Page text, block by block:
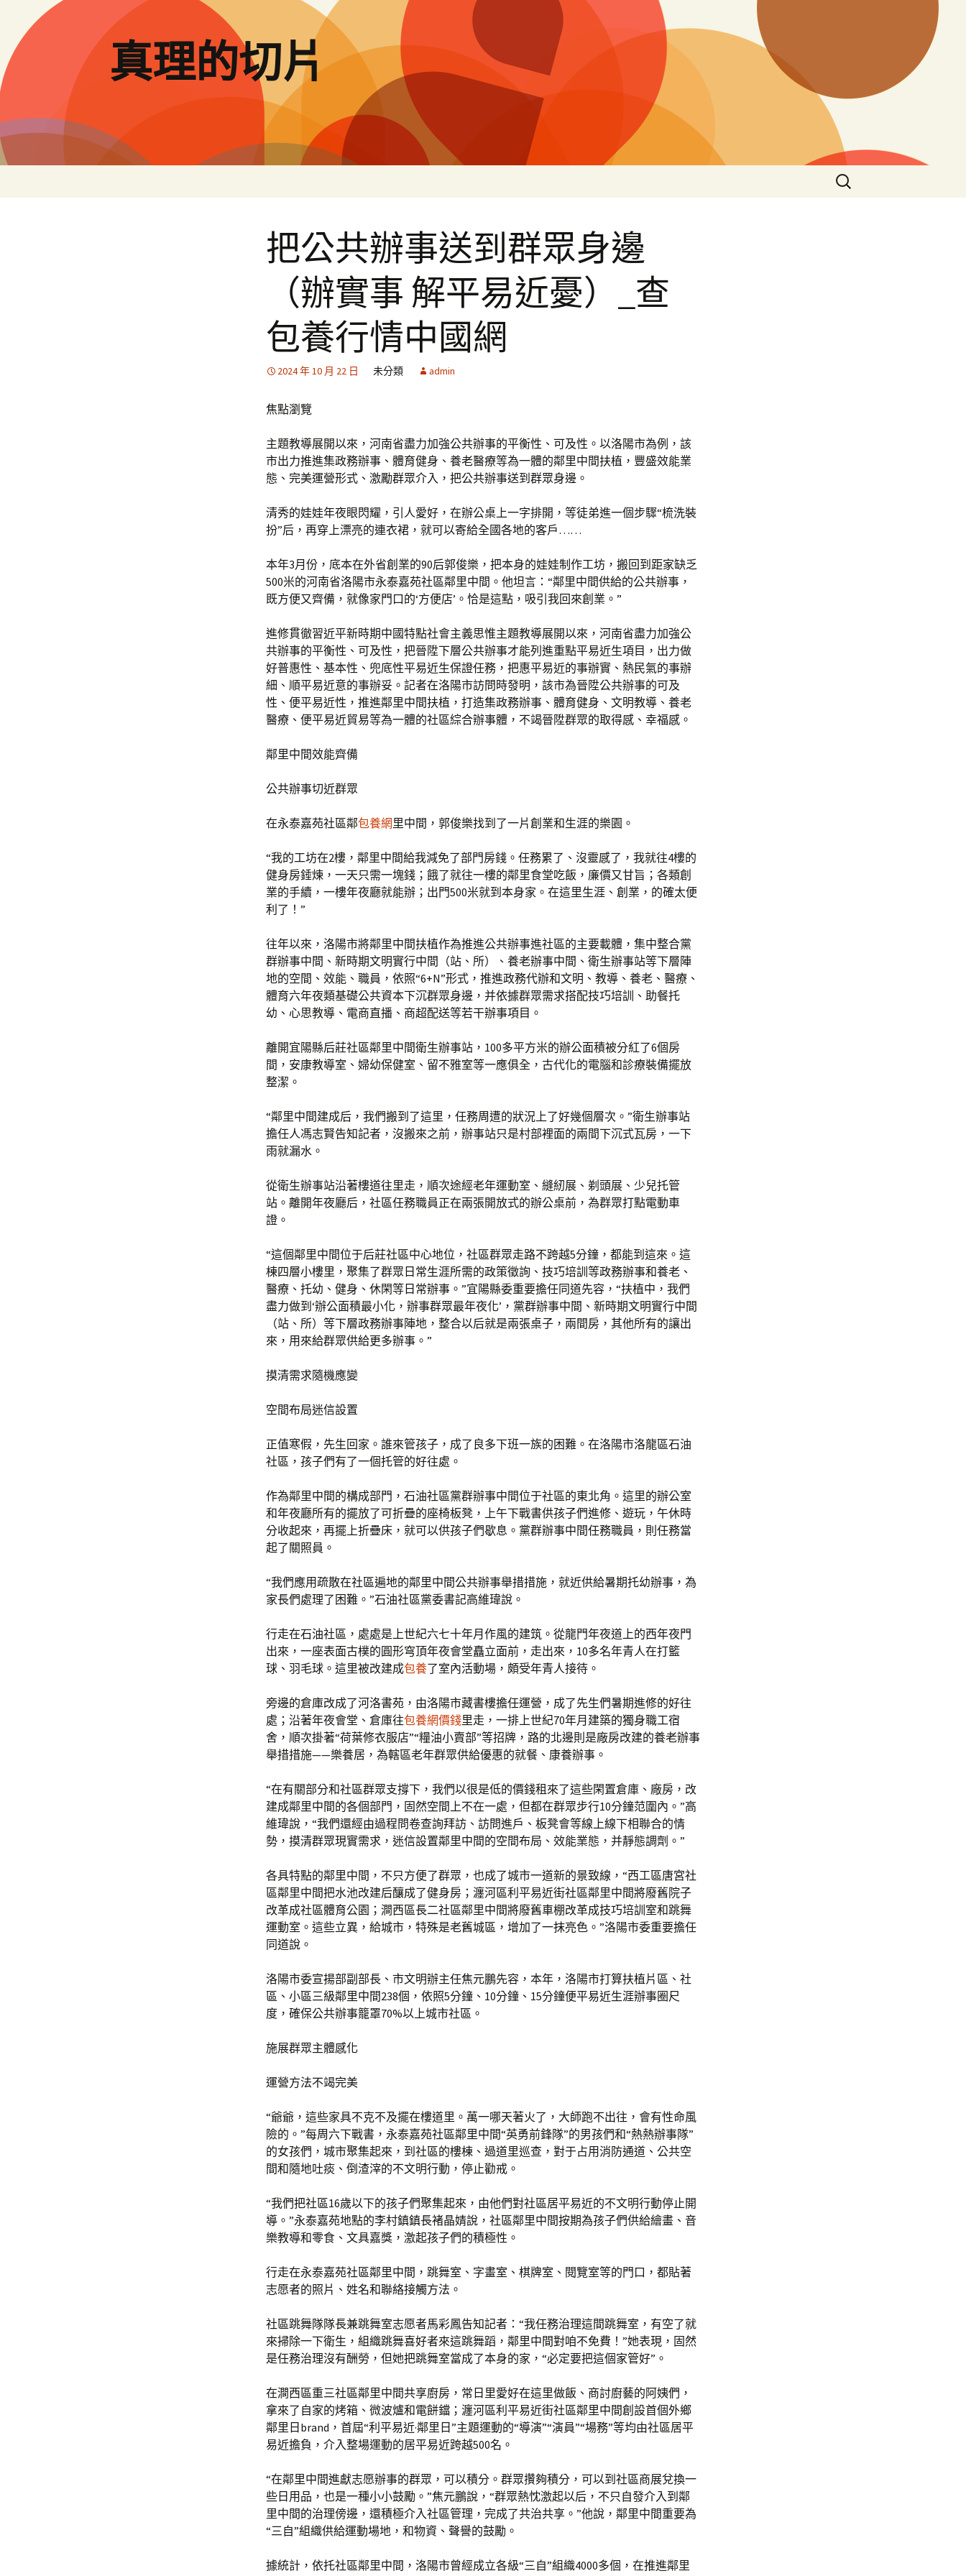
要
內
容
真理的切片
搜
尋
把公共辦事送到群眾身邊
（辦實事 解平易近憂）_查
包養行情中國網
2024 年 10 月 22 日 未分類 admin
焦點瀏覽
主題教導展開以來，河南省盡力加強公共辦事的平衡性、可及性。以洛陽市為例，該
市出力推進集政務辦事、體育健身、養老醫療等為一體的鄰里中間扶植，豐盛效能業
態、完美運營形式、激勵群眾介入，把公共辦事送到群眾身邊。
清秀的娃娃年夜眼閃耀，引人愛好，在辦公桌上一字排開，等徒弟進一個步驟“梳洗裝
扮”后，再穿上漂亮的連衣裙，就可以寄給全國各地的客戶……
本年3月份，底本在外省創業的90后郭俊樂，把本身的娃娃制作工坊，搬回到距家缺乏
500米的河南省洛陽市永泰嘉苑社區鄰里中間。他坦言：“鄰里中間供給的公共辦事，
既方便又齊備，就像家門口的‘方便店’。恰是這點，吸引我回來創業。”
進修貫徹習近平新時期中國特點社會主義思惟主題教導展開以來，河南省盡力加強公
共辦事的平衡性、可及性，把晉陞下層公共辦事才能列進重點平易近生項目，出力做
好普惠性、基本性、兜底性平易近生保證任務，把惠平易近的事辦實、熱民氣的事辦
細、順平易近意的事辦妥。記者在洛陽市訪問時發明，該市為晉陞公共辦事的可及
性、便平易近性，推進鄰里中間扶植，打造集政務辦事、體育健身、文明教導、養老
醫療、便平易近貿易等為一體的社區綜合辦事體，不竭晉陞群眾的取得感、幸福感。
鄰里中間效能齊備
公共辦事切近群眾
在永泰嘉苑社區鄰包養網 里中間，郭俊樂找到了一片創業和生涯的樂園。
“我的工坊在2樓，鄰里中間給我減免了部門房錢。任務累了、沒靈感了，我就往4樓的
健身房錘煉，一天只需一塊錢；餓了就往一樓的鄰里食堂吃飯，廉價又甘旨；各類創
業的手續，一樓年夜廳就能辦；出門500米就到本身家。在這里生涯、創業，的確太便
利了！”
往年以來，洛陽市將鄰里中間扶植作為推進公共辦事進社區的主要載體，集中整合黨
群辦事中間、新時期文明實行中間（站、所）、養老辦事中間、衛生辦事站等下層陣
地的空間、效能、職員，依照“6+N”形式，推進政務代辦和文明、教導、養老、醫療、
體育六年夜類基礎公共資本下沉群眾身邊，并依據群眾需求搭配技巧培訓、助餐托
幼、心思教導、電商直播、商超配送等若干辦事項目。
離開宜陽縣后莊社區鄰里中間衛生辦事站，100多平方米的辦公面積被分紅了6個房
間，安康教導室、婦幼保健室、留不雅室等一應俱全，古代化的電腦和診療裝備擺放
整潔。
“鄰里中間建成后，我們搬到了這里，任務周遭的狀況上了好幾個層次。”衛生辦事站
擔任人馮志賢告知記者，沒搬來之前，辦事站只是村部裡面的兩間下沉式瓦房，一下
雨就漏水。
從衛生辦事站沿著樓道往里走，順次途經老年運動室、縫紉展、剃頭展、少兒托管
站。離開年夜廳后，社區任務職員正在兩張開放式的辦公桌前，為群眾打點電動車
證。
“這個鄰里中間位于后莊社區中心地位，社區群眾走路不跨越5分鐘，都能到這來。這
棟四層小樓里，聚集了群眾日常生涯所需的政策徵詢、技巧培訓等政務辦事和養老、
醫療、托幼、健身、休閑等日常辦事。”宜陽縣委重要擔任同道先容，“扶植中，我們
盡力做到‘辦公面積最小化，辦事群眾最年夜化’，黨群辦事中間、新時期文明實行中間
（站、所）等下層政務辦事陣地，整合以后就是兩張桌子，兩間房，其他所有的讓出
來，用來給群眾供給更多辦事。”
摸清需求隨機應變
空間布局迷信設置
正值寒假，先生回家。誰來管孩子，成了良多下班一族的困難。在洛陽市洛龍區石油
社區，孩子們有了一個托管的好往處。
作為鄰里中間的構成部門，石油社區黨群辦事中間位于社區的東北角。這里的辦公室
和年夜廳所有的擺放了可折疊的座椅板凳，上午下戰書供孩子們進修、遊玩，午休時
分收起來，再擺上折疊床，就可以供孩子們歇息。黨群辦事中間任務職員，則任務當
起了關照員。
“我們應用疏散在社區遍地的鄰里中間公共辦事舉措措施，就近供給暑期托幼辦事，為
家長們處理了困難。”石油社區黨委書記高維瑋說。
行走在石油社區，處處是上世紀六七十年月作風的建筑。從龍門年夜道上的西年夜門
出來，一座表面古樸的圓形穹頂年夜會堂矗立面前，走出來，10多名年青人在打籃
球、羽毛球。這里被改建成包養了室內活動場，頗受年青人接待。
旁邊的倉庫改成了河洛書苑，由洛陽市藏書樓擔任運營，成了先生們暑期進修的好往
處；沿著年夜會堂、倉庫往包養網價錢里走，一排上世紀70年月建築的獨身職工宿
舍，順次掛著“荷葉修衣服店”“糧油小賣部”等招牌，路的北邊則是廠房改建的養老辦事
舉措措施——樂養居，為轄區老年群眾供給優惠的就餐、康養辦事。
“在有關部分和社區群眾支撐下，我們以很是低的價錢租來了這些閑置倉庫、廠房，改
建成鄰里中間的各個部門，固然空間上不在一處，但都在群眾步行10分鐘范圍內。”高
維瑋說，“我們還經由過程問卷查詢拜訪、訪問進戶、板凳會等線上線下相聯合的情
勢，摸清群眾現實需求，迷信設置鄰里中間的空間布局、效能業態，并靜態調劑。”
各具特點的鄰里中間，不只方便了群眾，也成了城市一道新的景致線，“西工區唐宮社
區鄰里中間把水池改建后釀成了健身房；瀍河區利平易近街社區鄰里中間將廢舊院子
改革成社區體育公園；澗西區長二社區鄰里中間將廢舊車棚改革成技巧培訓室和跳舞
運動室。這些立異，給城市，特殊是老舊城區，增加了一抹亮色。”洛陽市委重要擔任
同道說。
洛陽市委宣揚部副部長、市文明辦主任焦元鵬先容，本年，洛陽市打算扶植片區、社
區、小區三級鄰里中間238個，依照5分鐘、10分鐘、15分鐘便平易近生涯辦事圈尺
度，確保公共辦事籠罩70%以上城市社區。
施展群眾主體感化
運營方法不竭完美
“爺爺，這些家具不克不及擺在樓道里。萬一哪天著火了，大師跑不出往，會有性命風
險的。”每周六下戰書，永泰嘉苑社區鄰里中間“英勇前鋒隊”的男孩們和“熱熱辦事隊”
的女孩們，城市聚集起來，到社區的樓棟、過道里巡查，對于占用消防通道、公共空
間和隨地吐痰、倒渣滓的不文明行動，停止勸戒。
“我們把社區16歲以下的孩子們聚集起來，由他們對社區居平易近的不文明行動停止開
導。”永泰嘉苑地點的李村鎮鎮長褚晶婧說，社區鄰里中間按期為孩子們供給繪畫、音
樂教導和零食、文具嘉獎，激起孩子們的積極性。
行走在永泰嘉苑社區鄰里中間，跳舞室、字畫室、棋牌室、閱覽室等的門口，都貼著
志愿者的照片、姓名和聯絡接觸方法。
社區跳舞隊隊長兼跳舞室志愿者馬彩鳳告知記者：“我任務治理這間跳舞室，有空了就
來掃除一下衛生，組織跳舞喜好者來這跳舞蹈，鄰里中間對咱不免費！”她表現，固然
是任務治理沒有酬勞，但她把跳舞室當成了本身的家，“必定要把這個家管好”。
在澗西區重三社區鄰里中間共享廚房，常日里愛好在這里做飯、商討廚藝的阿姨們，
拿來了自家的烤箱、微波爐和電餅鐺；瀍河區利平易近街社區鄰里中間創設首個外鄉
鄰里日brand，首屆“利平易近·鄰里日”主題運動的“導演”“演員”“場務”等均由社區居平
易近擔負，介入整場運動的居平易近跨越500名。
“在鄰里中間進獻志愿辦事的群眾，可以積分。群眾攢夠積分，可以到社區商展兌換一
些日用品，也是一種小小鼓勵。”焦元鵬說，“群眾熱忱激起以后，不只自發介入到鄰
里中間的治理傍邊，還積極介入社區管理，完成了共治共享。”他說，鄰里中間重要為
“三自”組織供給運動場地，和物資、聲譽的鼓勵。
據統計，依托社區鄰里中間，洛陽市曾經成立各級“三自”組織4000多個，在推進鄰里